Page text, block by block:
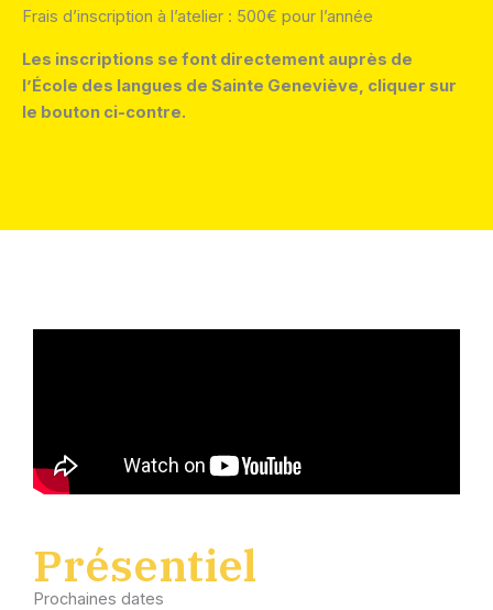
Frais d’inscription à l’atelier : 500€ pour l’année
Les inscriptions se font directement auprès de
l’École des langues de Sainte Geneviève, cliquer sur
le bouton ci-contre.
Présentiel
Prochaines dates